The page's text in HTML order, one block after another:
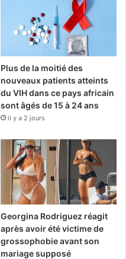
Plus de la moitié des
nouveaux patients atteints
du VIH dans ce pays africain
sont âgés de 15 à 24 ans
il y a 2 jours
Georgina Rodriguez réagit
après avoir été victime de
grossophobie avant son
mariage supposé